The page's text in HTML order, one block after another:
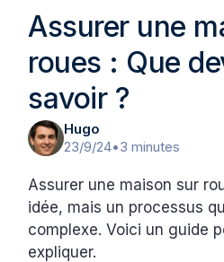
Assurer une
roues : Que
savoir ?
Hugo
23/9/24•3 minutes
Assurer une maison sur
idée, mais un processus
complexe. Voici un guide
expliquer.